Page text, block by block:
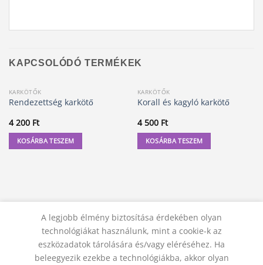
KAPCSOLÓDÓ TERMÉKEK
KARKÖTŐK
Rendezettség karkötő
4 200 Ft
KOSÁRBA TESZEM
KARKÖTŐK
Korall és kagyló karkötő
4 500 Ft
KOSÁRBA TESZEM
A legjobb élmény biztosítása érdekében olyan
technológiákat használunk, mint a cookie-k az
eszközadatok tárolására és/vagy eléréséhez. Ha
beleegyezik ezekbe a technológiákba, akkor olyan